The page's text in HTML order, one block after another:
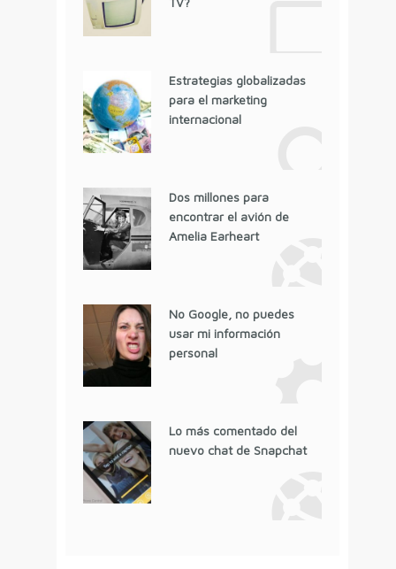
Estrategias globalizadas
para el marketing
internacional
Dos millones para
encontrar el avión de
Amelia Earheart
No Google, no puedes
usar mi información
personal
Lo más comentado del
nuevo chat de Snapchat